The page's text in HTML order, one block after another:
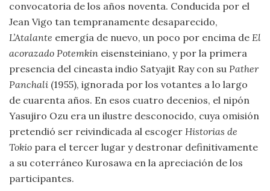
convocatoria de los años noventa. Conducida por el
Jean Vigo tan tempranamente desaparecido,
L’Atalante emergía de nuevo, un poco por encima de El
acorazado Potemkin eisensteiniano, y por la primera
presencia del cineasta indio Satyajit Ray con su Pather
Panchali (1955), ignorada por los votantes a lo largo
de cuarenta años. En esos cuatro decenios, el nipón
Yasujiro Ozu era un ilustre desconocido, cuya omisión
pretendió ser reivindicada al escoger Historias de
Tokio para el tercer lugar y destronar definitivamente
a su coterráneo Kurosawa en la apreciación de los
participantes.